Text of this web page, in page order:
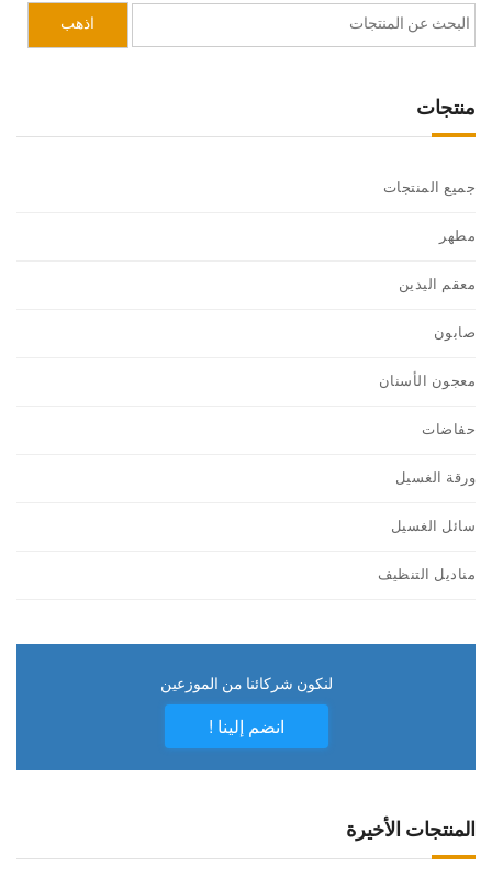
منتجات
جميع المنتجات
مطهر
معقم اليدين
صابون
معجون الأسنان
حفاضات
ورقة الغسيل
سائل الغسيل
مناديل التنظيف
لنكون شركائنا من الموزعين
انضم إلينا !
المنتجات الأخيرة